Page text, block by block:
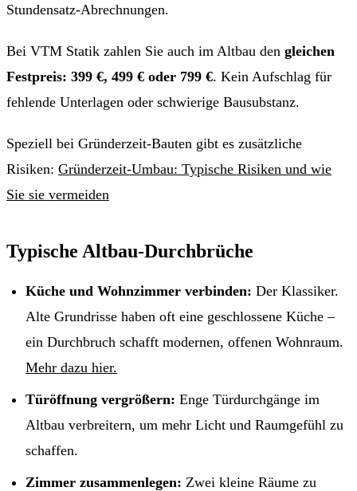
Stundensatz-Abrechnungen.
Bei VTM Statik zahlen Sie auch im Altbau den gleichen
Festpreis: 399 €, 499 € oder 799 €. Kein Aufschlag für
fehlende Unterlagen oder schwierige Bausubstanz.
Speziell bei Gründerzeit-Bauten gibt es zusätzliche
Risiken: Gründerzeit-Umbau: Typische Risiken und wie
Sie sie vermeiden
Typische Altbau-Durchbrüche
Küche und Wohnzimmer verbinden: Der Klassiker.
Alte Grundrisse haben oft eine geschlossene Küche –
ein Durchbruch schafft modernen, offenen Wohnraum.
Mehr dazu hier.
Türöffnung vergrößern: Enge Türdurchgänge im
Altbau verbreitern, um mehr Licht und Raumgefühl zu
schaffen.
Zimmer zusammenlegen: Zwei kleine Räume zu